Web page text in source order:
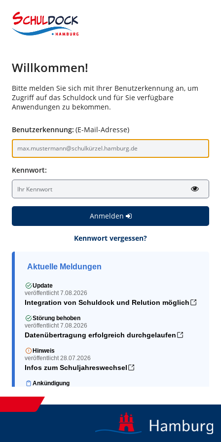
Willkommen!
Bitte melden Sie sich mit Ihrer Benutzerkennung an, um
Zugriff auf das Schuldock und für Sie verfügbare
Anwendungen zu bekommen.
Benutzerkennung: (E-Mail-Adresse)
Kennwort:
Anmelden
Kennwort vergessen?